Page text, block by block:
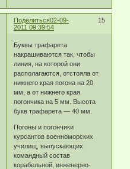
Поделиться 15
02-09-
2011 09:39:54
Буквы трафарета
накрашиваются так, чтобы
линия, на которой они
располагаются, отстояла от
нижнего края погона на 20
мм, а от нижнего края
погончика на 5 мм. Высота
букв трафарета — 40 мм.
Погоны и погончики
курсантов военноморских
училищ, выпускающих
командный состав
корабельной, инженерно-